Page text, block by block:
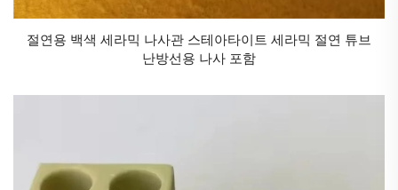
수요가 끊임없이 업그레이드됨에 따라 중국의 산업용
세라믹스 산업은 반드시 추종에서 선도로의 도약을 이
새길 것입니다. 이 과정은 산업 경쟁력 제고와 관련될
첨단 소재 과학과 제조 기술의 발전에 따라 산업용 세라
절연용 백색 세라믹 나사관 스테아타이트 세라믹 절연 튜브
난방선용 나사 포함